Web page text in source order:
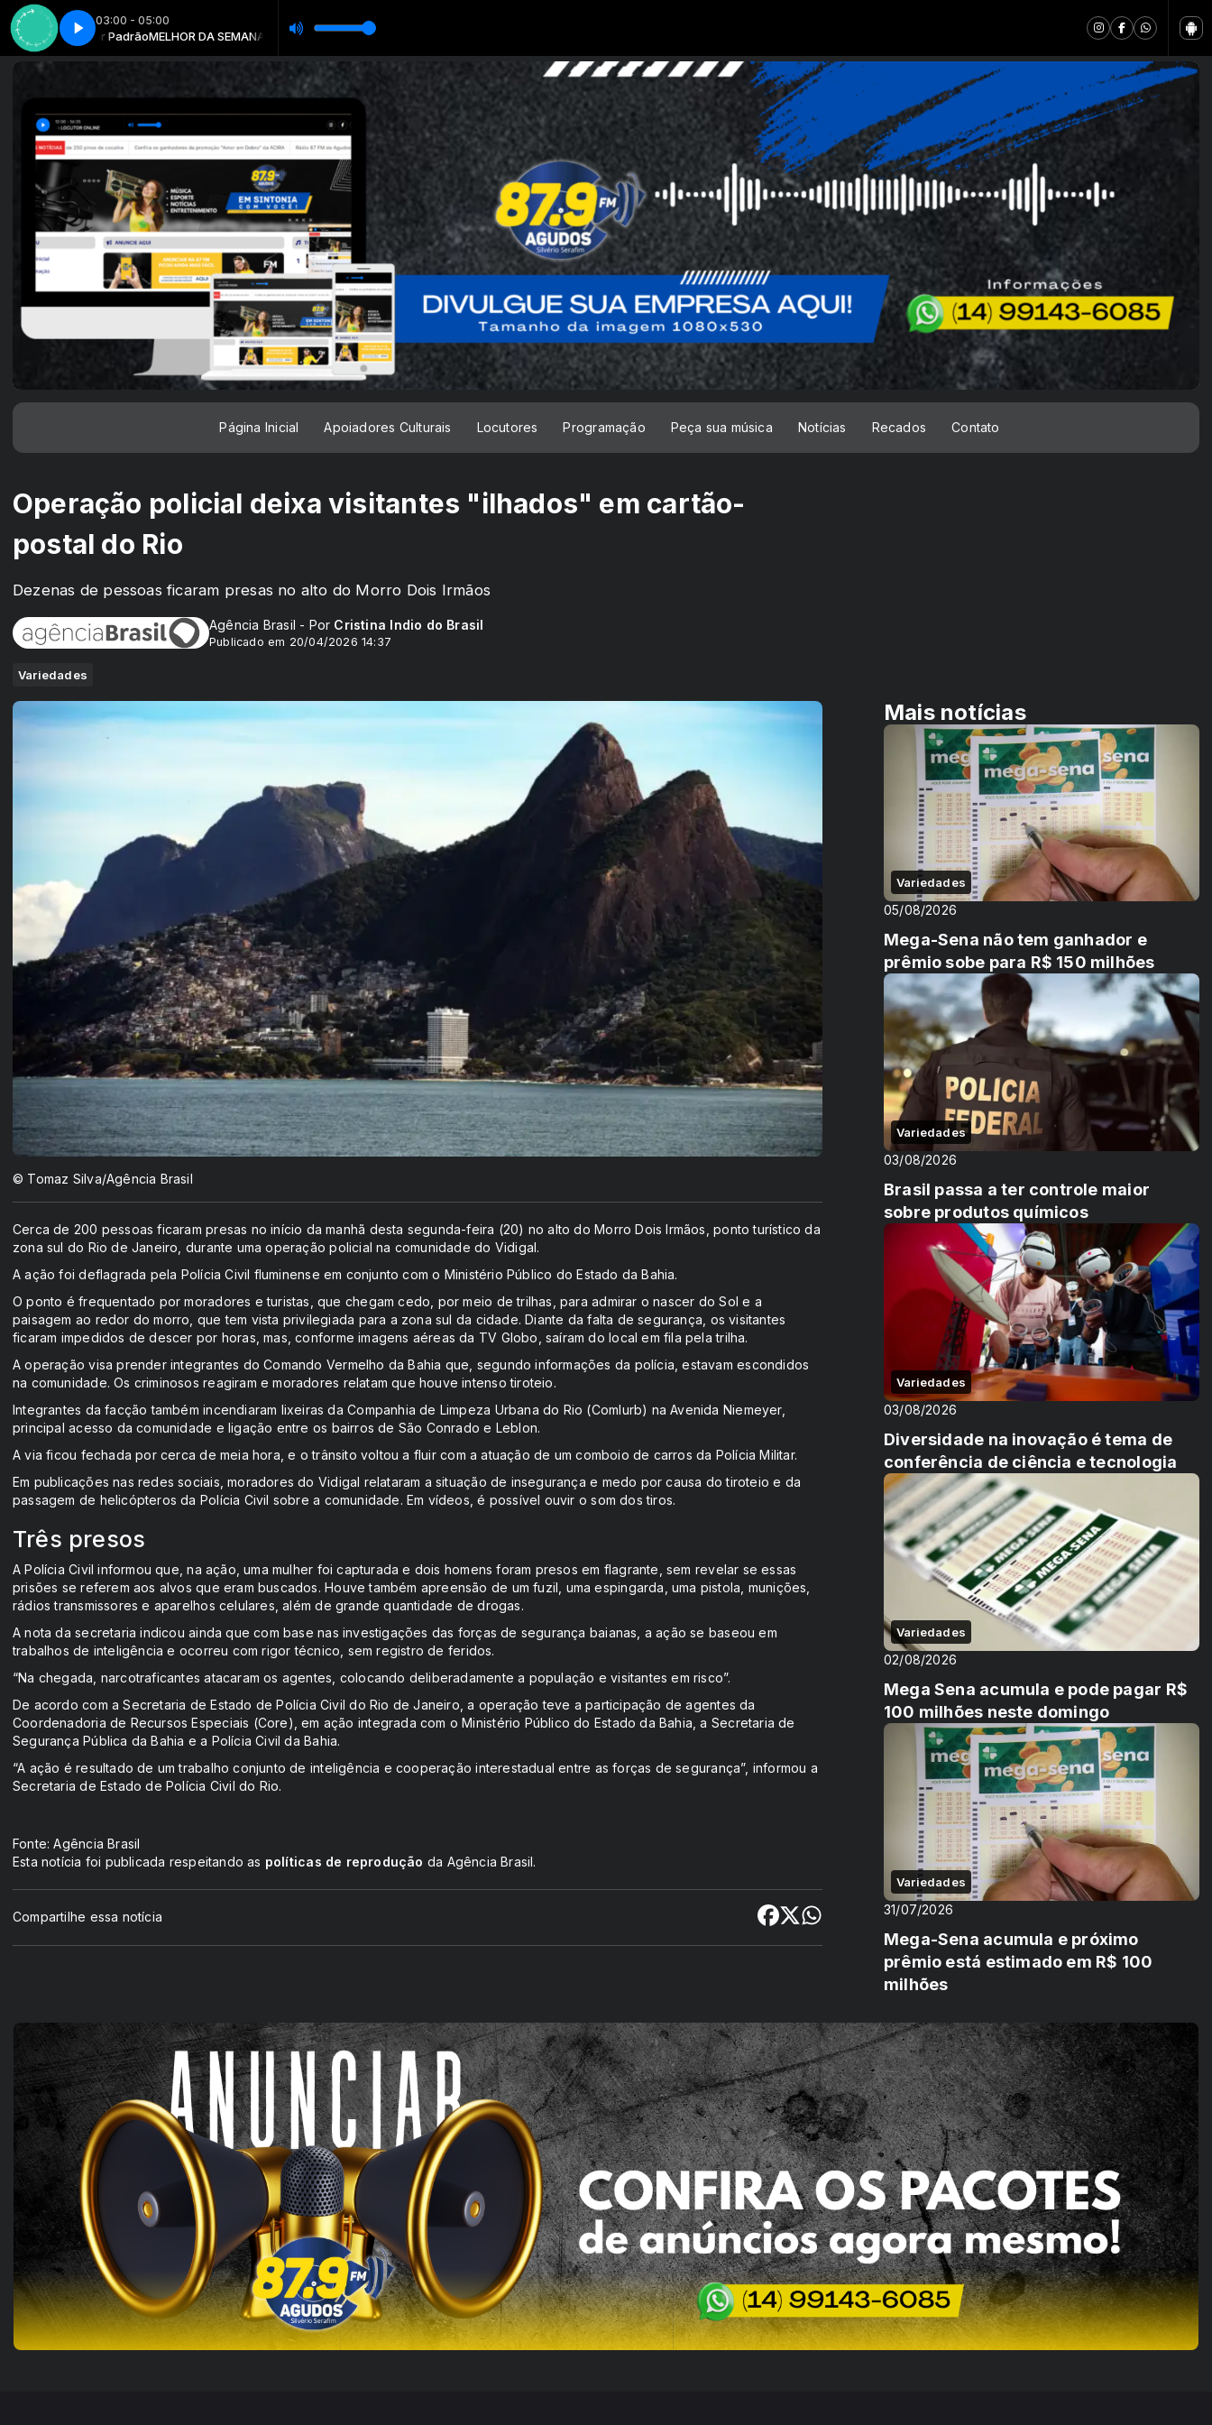
03:00 - 05:00
Locutor Padrão MELHOR DA SEMANA com Locutor Padrão
No break - Completo
Página Inicial Apoiadores Culturais Locutores Programação Peça sua música Notícias Recados Contato
Operação policial deixa visitantes "ilhados" em cartão-
postal do Rio
Dezenas de pessoas ficaram presas no alto do Morro Dois Irmãos
Agência Brasil - Por Cristina Indio do Brasil
Publicado em 20/04/2026 14:37
Variedades
© Tomaz Silva/Agência Brasil
Cerca de 200 pessoas ficaram presas no início da manhã desta segunda-feira (20) no alto do Morro Dois Irmãos, ponto turístico da
zona sul do Rio de Janeiro, durante uma operação policial na comunidade do Vidigal.
A ação foi deflagrada pela Polícia Civil fluminense em conjunto com o Ministério Público do Estado da Bahia.
O ponto é frequentado por moradores e turistas, que chegam cedo, por meio de trilhas, para admirar o nascer do Sol e a
paisagem ao redor do morro, que tem vista privilegiada para a zona sul da cidade. Diante da falta de segurança, os visitantes
ficaram impedidos de descer por horas, mas, conforme imagens aéreas da TV Globo, saíram do local em fila pela trilha.
A operação visa prender integrantes do Comando Vermelho da Bahia que, segundo informações da polícia, estavam escondidos
na comunidade. Os criminosos reagiram e moradores relatam que houve intenso tiroteio.
Integrantes da facção também incendiaram lixeiras da Companhia de Limpeza Urbana do Rio (Comlurb) na Avenida Niemeyer,
principal acesso da comunidade e ligação entre os bairros de São Conrado e Leblon.
A via ficou fechada por cerca de meia hora, e o trânsito voltou a fluir com a atuação de um comboio de carros da Polícia Militar.
Em publicações nas redes sociais, moradores do Vidigal relataram a situação de insegurança e medo por causa do tiroteio e da
passagem de helicópteros da Polícia Civil sobre a comunidade. Em vídeos, é possível ouvir o som dos tiros.
Três presos
A Polícia Civil informou que, na ação, uma mulher foi capturada e dois homens foram presos em flagrante, sem revelar se essas
prisões se referem aos alvos que eram buscados. Houve também apreensão de um fuzil, uma espingarda, uma pistola, munições,
rádios transmissores e aparelhos celulares, além de grande quantidade de drogas.
A nota da secretaria indicou ainda que com base nas investigações das forças de segurança baianas, a ação se baseou em
trabalhos de inteligência e ocorreu com rigor técnico, sem registro de feridos.
“Na chegada, narcotraficantes atacaram os agentes, colocando deliberadamente a população e visitantes em risco”.
De acordo com a Secretaria de Estado de Polícia Civil do Rio de Janeiro, a operação teve a participação de agentes da
Coordenadoria de Recursos Especiais (Core), em ação integrada com o Ministério Público do Estado da Bahia, a Secretaria de
Segurança Pública da Bahia e a Polícia Civil da Bahia.
“A ação é resultado de um trabalho conjunto de inteligência e cooperação interestadual entre as forças de segurança”, informou a
Secretaria de Estado de Polícia Civil do Rio.
Fonte: Agência Brasil
Esta notícia foi publicada respeitando as políticas de reprodução da Agência Brasil.
Compartilhe essa notícia
Mais notícias
Variedades
05/08/2026
Mega-Sena não tem ganhador e
prêmio sobe para R$ 150 milhões
Variedades
03/08/2026
Brasil passa a ter controle maior
sobre produtos químicos
Variedades
03/08/2026
Diversidade na inovação é tema de
conferência de ciência e tecnologia
Variedades
02/08/2026
Mega Sena acumula e pode pagar R$
100 milhões neste domingo
Variedades
31/07/2026
Mega-Sena acumula e próximo
prêmio está estimado em R$ 100
milhões